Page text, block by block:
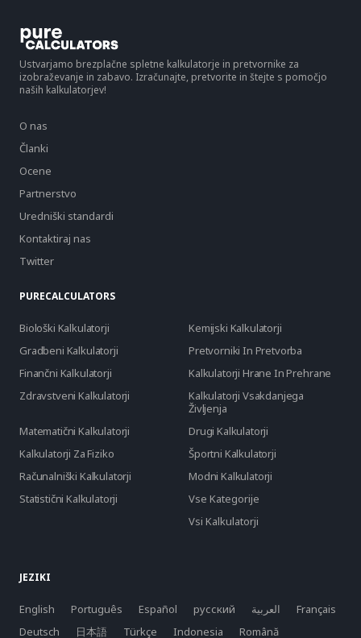
Ustvarjamo brezplačne spletne kalkulatorje in pretvornike za
izobraževanje in zabavo. Izračunajte, pretvorite in štejte s pomočjo
naših kalkulatorjev!
O nas
Članki
Ocene
Partnerstvo
Uredniški standardi
Kontaktiraj nas
Twitter
PURECALCULATORS
Biološki Kalkulatorji
Kemijski Kalkulatorji
Gradbeni Kalkulatorji
Pretvorniki In Pretvorba
Finančni Kalkulatorji
Kalkulatorji Hrane In Prehrane
Zdravstveni Kalkulatorji
Kalkulatorji Vsakdanjega
Življenja
Matematični Kalkulatorji
Drugi Kalkulatorji
Kalkulatorji Za Fiziko
Športni Kalkulatorji
Računalniški Kalkulatorji
Modni Kalkulatorji
Statistični Kalkulatorji
Vse Kategorije
Vsi Kalkulatorji
JEZIKI
English Português Español русский العربية
Français
Deutsch
日本語 Türkçe Indonesia Română